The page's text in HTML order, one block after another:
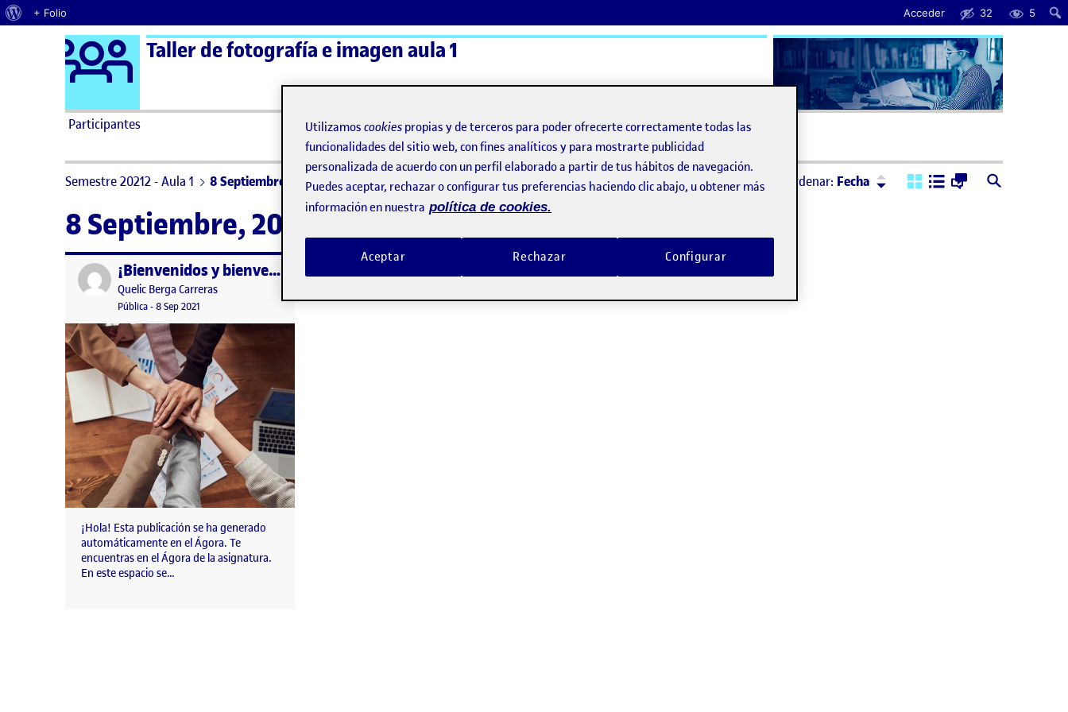
Acerca de WordPress
+ Folio Acceder 32 5
Saltar al contenido Logo Ágora
Taller de fotografía e imagen aula 1
Participantes ActiFolios Ayuda
Semestre 20212 - Aula 1 8 Septiembre, 2021 Ordenar: Fecha Ordenar:Descendente
8 Septiembre, 2021
Publicado por ¡Bienvenidos y bienvenidas!
Publicado por
Quelic Berga Carreras
Visibilidad:
Pública-Fecha de publicación
8 Sep 2021 9 septiembre, 2021 2:49 pm
¡Hola! Esta publicación se ha generado
automáticamente en el Ágora. Te
encuentras en el Ágora de la asignatura.
En este espacio se…
Utilizamos cookies propias y de terceros para poder ofrecerte correctamente todas las
funcionalidades del sitio web, con fines analíticos y para mostrarte publicidad
personalizada de acuerdo con un perfil elaborado a partir de tus hábitos de navegación.
Puedes aceptar, rechazar o configurar tus preferencias haciendo clic abajo, u obtener más
información en nuestra política de cookies.
Rechazar
Aceptar Configurar